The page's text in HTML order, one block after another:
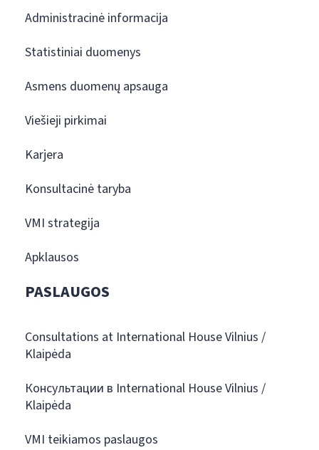
Administracinė informacija
Statistiniai duomenys
Asmens duomenų apsauga
Viešieji pirkimai
Karjera
Konsultacinė taryba
VMI strategija
Apklausos
PASLAUGOS
Consultations at International House Vilnius /
Klaipėda
Консультации в International House Vilnius /
Klaipėda
VMI teikiamos paslaugos